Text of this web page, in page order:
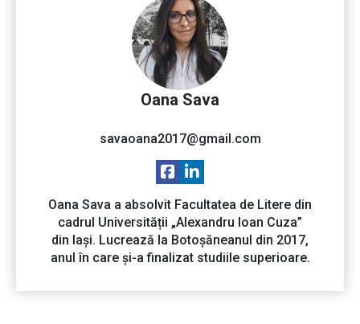
Oana Sava
savaoana2017@gmail.com
Oana Sava a absolvit Facultatea de Litere din
cadrul Universității „Alexandru Ioan Cuza”
din Iași. Lucrează la Botoșăneanul din 2017,
anul în care și-a finalizat studiile superioare.